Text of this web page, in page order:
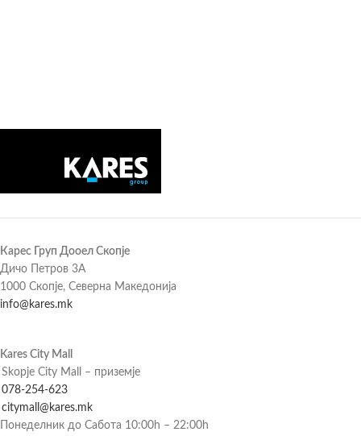
Карес Груп Дооел Скопје
Дичо Петров 3А
1000 Скопје, Северна Македонија
info@kares.mk
Kares City Mall
Skopje City Mall – приземје
078-254-623
citymall@kares.mk
Понеделник до Сабота 10:00h – 22:00h